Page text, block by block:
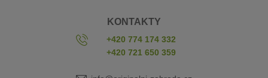
KONTAKTY
+420 774 174 332
+420 721 650 359